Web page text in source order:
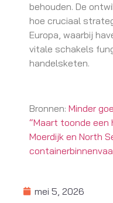
behouden. De
hoe cruciaal
Europa, waarbij
vitale schakels
handelsketen.
Bronnen: Minder
“Maart toonde een
Moerdijk en North
mei 5, 2026